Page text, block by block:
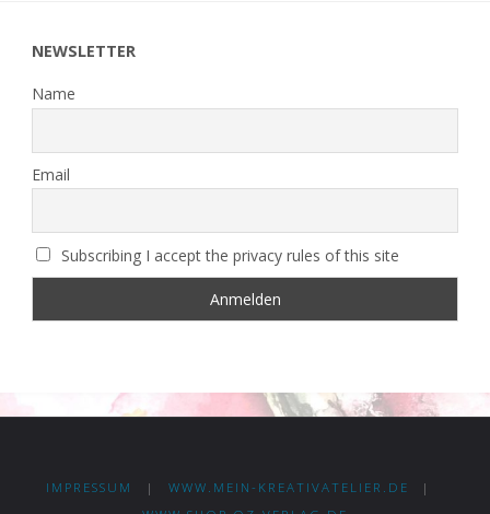
NEWSLETTER
Name
Email
Subscribing I accept the privacy rules of this site
IMPRESSUM | WWW.MEIN-KREATIVATELIER.DE
|